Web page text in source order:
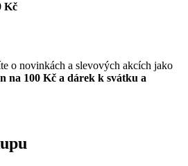
Kč
o novinkách a slevových akcích jako
na 100 Kč a dárek k svátku a